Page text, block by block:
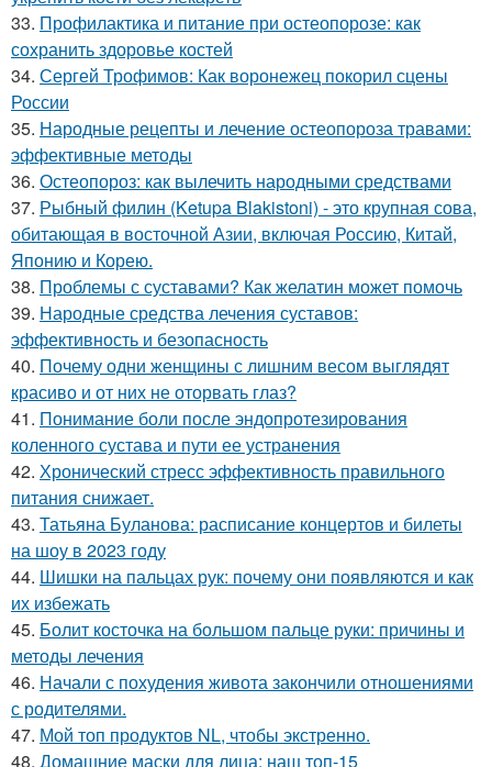
33. Профилактика и питание при остеопорозе: как
сохранить здоровье костей
34. Сергей Трофимов: Как воронежец покорил сцены
России
35. Народные рецепты и лечение остеопороза травами:
эффективные методы
36. Остеопороз: как вылечить народными средствами
37. Рыбный филин (Ketupa Blakistoni) - это крупная сова,
обитающая в восточной Азии, включая Россию, Китай,
Японию и Корею.
38. Проблемы с суставами? Как желатин может помочь
39. Народные средства лечения суставов:
эффективность и безопасность
40. Почему одни женщины с лишним весом выглядят
красиво и от них не оторвать глаз?
41. Понимание боли после эндопротезирования
коленного сустава и пути ее устранения
42. Хронический стресс эффективность правильного
питания снижает.
43. Татьяна Буланова: расписание концертов и билеты
на шоу в 2023 году
44. Шишки на пальцах рук: почему они появляются и как
их избежать
45. Болит косточка на большом пальце руки: причины и
методы лечения
46. Начали с похудения живота закончили отношениями
с родителями.
47. Мой топ продуктов NL, чтобы экстренно.
48. Домашние маски для лица: наш топ-15